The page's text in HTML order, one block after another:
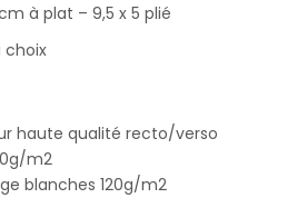
à plat – 9,5 x 5 plié
choix
haute qualité recto/verso
m2
blanches 120g/m2